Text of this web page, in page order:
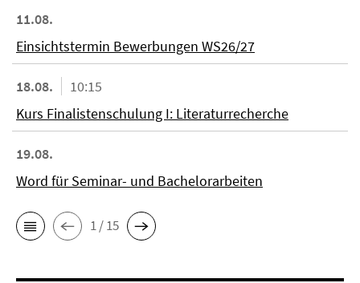
11.08.
Einsichtstermin Bewerbungen WS26/27
18.08.
10:15
Kurs Finalistenschulung I: Literaturrecherche
19.08.
Word für Seminar- und Bachelorarbeiten
1 / 15